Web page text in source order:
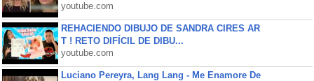
youtube.com
REHACIENDO DIBUJO DE SANDRA CIRES AR
T ! RETO DIFÍCIL DE DIBU...
youtube.com
Luciano Pereyra, Lang Lang - Me Enamore De